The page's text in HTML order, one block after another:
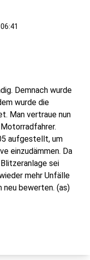
Demnach wurde
wurde die
Man vertraue nun
aufgestellt, um
einzudämmen. Da
sei
mehr Unfälle
neu bewerten. (as)